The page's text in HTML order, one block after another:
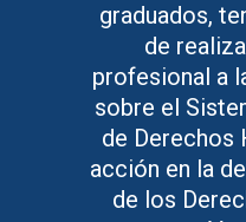
graduados,
de
profesional a
sobre el
de Derechos
acción en la
de los